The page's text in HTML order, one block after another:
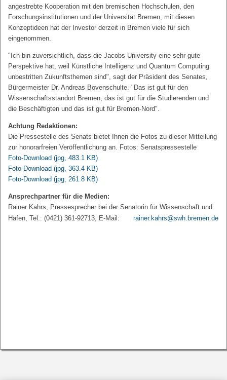
angestrebte Kooperation mit den bremischen Hochschulen, den
Forschungsinstitutionen und der Universität Bremen, mit diesen
Konzeptideen hat der Investor derzeit in Bremen viele für sich
eingenommen.
"Ich bin zuversichtlich, dass die Jacobs University eine sehr gute
Perspektive hat, weil Künstliche Intelligenz und Quantum Computing
unbestritten Zukunftsthemen sind", sagt der Präsident des Senates,
Bürgermeister Dr. Andreas Bovenschulte. "Das ist gut für den
Wissenschaftsstandort Bremen, das ist gut für die Studierenden und
die Beschäftigten und das ist gut für Bremen-Nord".
Achtung Redaktionen:
Die Pressestelle des Senats bietet Ihnen die Fotos zu dieser Mitteilung
zur honorarfreien Veröffentlichung an. Fotos: Senatspressestelle
Foto-Download (jpg, 483.1 KB)
Foto-Download (jpg, 363.4 KB)
Foto-Download (jpg, 261.8 KB)
Ansprechpartner für die Medien:
Rainer Kahrs, Pressesprecher bei der Senatorin für Wissenschaft und
Häfen, Tel.: (0421) 361-92713, E-Mail:
rainer.kahrs@swh.bremen.de